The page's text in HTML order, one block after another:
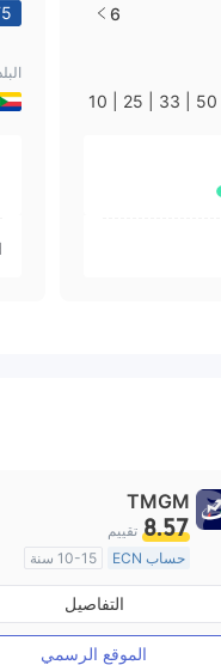
6
100 | 50 | 33 | 25 | 10
TMGM
8.57 تقييم
حساب ECN
10-15 سنة
منظمة في أستراليا
صناعة السوق (MM)
رخصة كاملة ميتاتريدر ٤
التفاصيل
الموقع الرسمي